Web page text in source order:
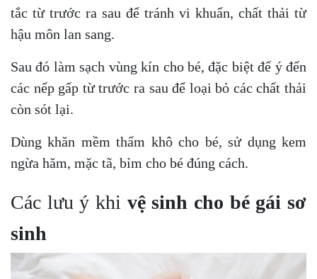
tắc từ trước ra sau để tránh vi khuẩn, chất thải từ
hậu môn lan sang.
Sau đó làm sạch vùng kín cho bé, đặc biệt để ý đến
các nếp gấp từ trước ra sau để loại bỏ các chất thải
còn sót lại.
Dùng khăn mềm thấm khô cho bé, sử dụng kem
ngừa hăm, mặc tã, bỉm cho bé đúng cách.
Các lưu ý khi vệ sinh cho bé gái sơ
sinh